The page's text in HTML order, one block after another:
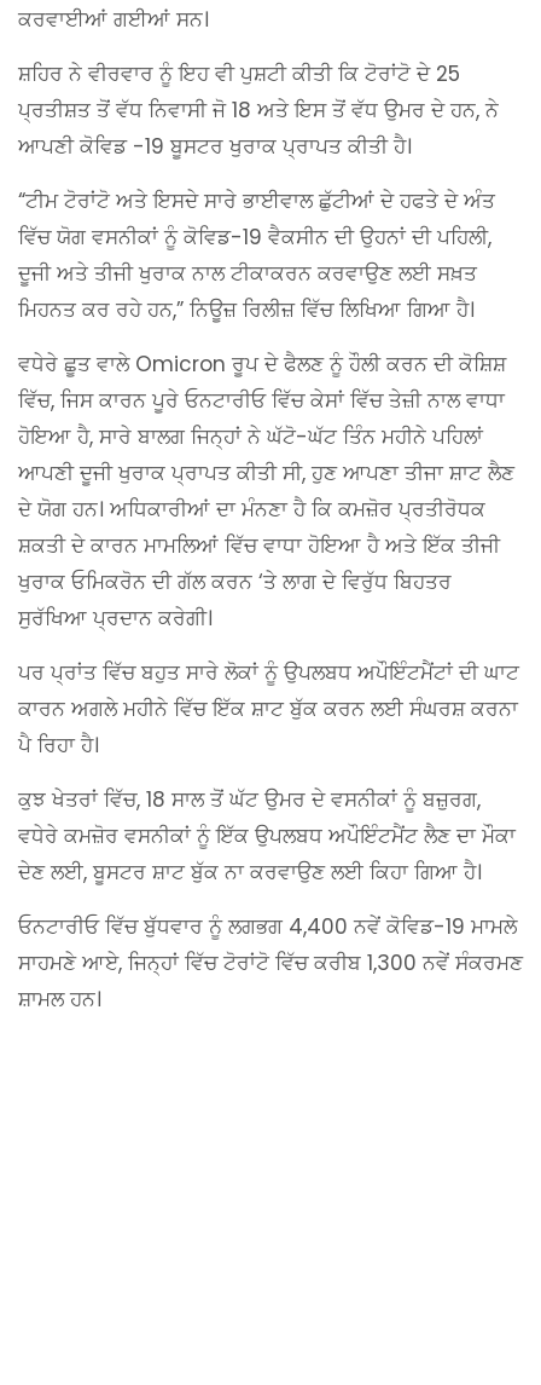
ਕਰਵਾਈਆਂ ਗਈਆਂ ਸਨ।
ਸ਼ਹਿਰ ਨੇ ਵੀਰਵਾਰ ਨੂੰ ਇਹ ਵੀ ਪੁਸ਼ਟੀ ਕੀਤੀ ਕਿ ਟੋਰਾਂਟੋ ਦੇ 25
ਪ੍ਰਤੀਸ਼ਤ ਤੋਂ ਵੱਧ ਨਿਵਾਸੀ ਜੋ 18 ਅਤੇ ਇਸ ਤੋਂ ਵੱਧ ਉਮਰ ਦੇ ਹਨ, ਨੇ
ਆਪਣੀ ਕੋਵਿਡ -19 ਬੂਸਟਰ ਖੁਰਾਕ ਪ੍ਰਾਪਤ ਕੀਤੀ ਹੈ।
“ਟੀਮ ਟੋਰਾਂਟੋ ਅਤੇ ਇਸਦੇ ਸਾਰੇ ਭਾਈਵਾਲ ਛੁੱਟੀਆਂ ਦੇ ਹਫਤੇ ਦੇ ਅੰਤ
ਵਿੱਚ ਯੋਗ ਵਸਨੀਕਾਂ ਨੂੰ ਕੋਵਿਡ-19 ਵੈਕਸੀਨ ਦੀ ਉਹਨਾਂ ਦੀ ਪਹਿਲੀ,
ਦੂਜੀ ਅਤੇ ਤੀਜੀ ਖੁਰਾਕ ਨਾਲ ਟੀਕਾਕਰਨ ਕਰਵਾਉਣ ਲਈ ਸਖ਼ਤ
ਮਿਹਨਤ ਕਰ ਰਹੇ ਹਨ,” ਨਿਊਜ਼ ਰਿਲੀਜ਼ ਵਿੱਚ ਲਿਖਿਆ ਗਿਆ ਹੈ।
ਵਧੇਰੇ ਛੂਤ ਵਾਲੇ Omicron ਰੂਪ ਦੇ ਫੈਲਣ ਨੂੰ ਹੌਲੀ ਕਰਨ ਦੀ ਕੋਸ਼ਿਸ਼
ਵਿੱਚ, ਜਿਸ ਕਾਰਨ ਪੂਰੇ ਓਨਟਾਰੀਓ ਵਿੱਚ ਕੇਸਾਂ ਵਿੱਚ ਤੇਜ਼ੀ ਨਾਲ ਵਾਧਾ
ਹੋਇਆ ਹੈ, ਸਾਰੇ ਬਾਲਗ ਜਿਨ੍ਹਾਂ ਨੇ ਘੱਟੋ-ਘੱਟ ਤਿੰਨ ਮਹੀਨੇ ਪਹਿਲਾਂ
ਆਪਣੀ ਦੂਜੀ ਖੁਰਾਕ ਪ੍ਰਾਪਤ ਕੀਤੀ ਸੀ, ਹੁਣ ਆਪਣਾ ਤੀਜਾ ਸ਼ਾਟ ਲੈਣ
ਦੇ ਯੋਗ ਹਨ। ਅਧਿਕਾਰੀਆਂ ਦਾ ਮੰਨਣਾ ਹੈ ਕਿ ਕਮਜ਼ੋਰ ਪ੍ਰਤੀਰੋਧਕ
ਸ਼ਕਤੀ ਦੇ ਕਾਰਨ ਮਾਮਲਿਆਂ ਵਿੱਚ ਵਾਧਾ ਹੋਇਆ ਹੈ ਅਤੇ ਇੱਕ ਤੀਜੀ
ਖੁਰਾਕ ਓਮਿਕਰੋਨ ਦੀ ਗੱਲ ਕਰਨ ‘ਤੇ ਲਾਗ ਦੇ ਵਿਰੁੱਧ ਬਿਹਤਰ
ਸੁਰੱਖਿਆ ਪ੍ਰਦਾਨ ਕਰੇਗੀ।
ਪਰ ਪ੍ਰਾਂਤ ਵਿੱਚ ਬਹੁਤ ਸਾਰੇ ਲੋਕਾਂ ਨੂੰ ਉਪਲਬਧ ਅਪੌਇੰਟਮੈਂਟਾਂ ਦੀ ਘਾਟ
ਕਾਰਨ ਅਗਲੇ ਮਹੀਨੇ ਵਿੱਚ ਇੱਕ ਸ਼ਾਟ ਬੁੱਕ ਕਰਨ ਲਈ ਸੰਘਰਸ਼ ਕਰਨਾ
ਪੈ ਰਿਹਾ ਹੈ।
ਕੁਝ ਖੇਤਰਾਂ ਵਿੱਚ, 18 ਸਾਲ ਤੋਂ ਘੱਟ ਉਮਰ ਦੇ ਵਸਨੀਕਾਂ ਨੂੰ ਬਜ਼ੁਰਗ,
ਵਧੇਰੇ ਕਮਜ਼ੋਰ ਵਸਨੀਕਾਂ ਨੂੰ ਇੱਕ ਉਪਲਬਧ ਅਪੌਇੰਟਮੈਂਟ ਲੈਣ ਦਾ ਮੌਕਾ
ਦੇਣ ਲਈ, ਬੂਸਟਰ ਸ਼ਾਟ ਬੁੱਕ ਨਾ ਕਰਵਾਉਣ ਲਈ ਕਿਹਾ ਗਿਆ ਹੈ।
ਓਨਟਾਰੀਓ ਵਿੱਚ ਬੁੱਧਵਾਰ ਨੂੰ ਲਗਭਗ 4,400 ਨਵੇਂ ਕੋਵਿਡ-19 ਮਾਮਲੇ
ਸਾਹਮਣੇ ਆਏ, ਜਿਨ੍ਹਾਂ ਵਿੱਚ ਟੋਰਾਂਟੋ ਵਿੱਚ ਕਰੀਬ 1,300 ਨਵੇਂ ਸੰਕਰਮਣ
ਸ਼ਾਮਲ ਹਨ।